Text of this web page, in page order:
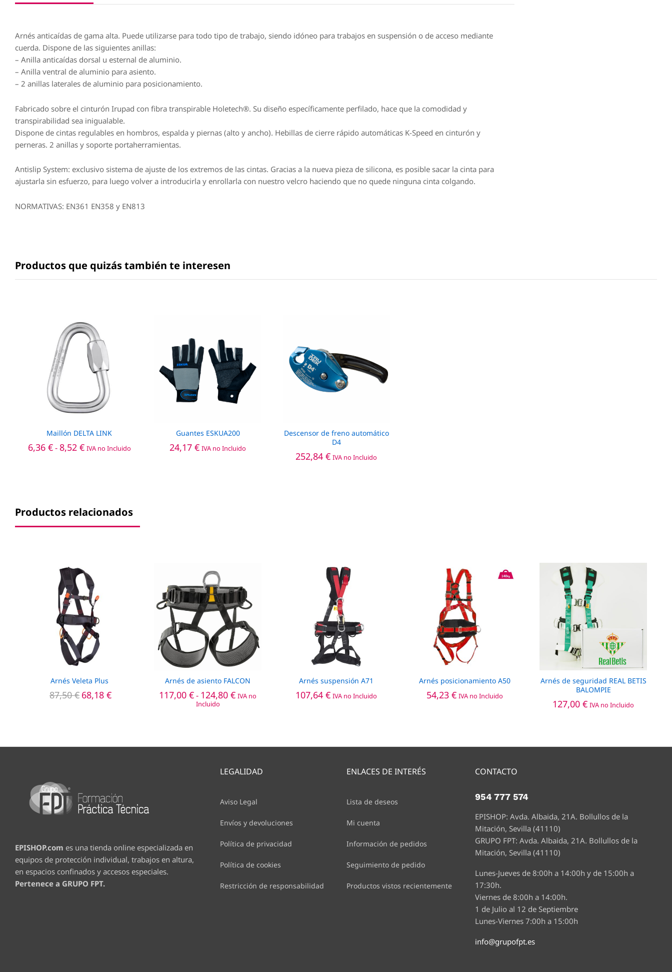
Arnés anticaídas de gama alta. Puede utilizarse para todo tipo de trabajo, siendo idóneo para trabajos en suspensión o de acceso mediante
cuerda. Dispone de las siguientes anillas:
– Anilla anticaídas dorsal u esternal de aluminio.
– Anilla ventral de aluminio para asiento.
– 2 anillas laterales de aluminio para posicionamiento.
Fabricado sobre el cinturón Irupad con fibra transpirable Holetech®. Su diseño específicamente perfilado, hace que la comodidad y
transpirabilidad sea inigualable.
Dispone de cintas regulables en hombros, espalda y piernas (alto y ancho). Hebillas de cierre rápido automáticas K-Speed en cinturón y
perneras. 2 anillas y soporte portaherramientas.
Antislip System: exclusivo sistema de ajuste de los extremos de las cintas. Gracias a la nueva pieza de silicona, es posible sacar la cinta para
ajustarla sin esfuerzo, para luego volver a introducirla y enrollarla con nuestro velcro haciendo que no quede ninguna cinta colgando.
NORMATIVAS: EN361 EN358 y EN813
Productos que quizás también te interesen
Maillón DELTA LINK
6,36 € - 8,52 €Rango
de
IVA no Incluido
Guantes ESKUA200
24,17 € IVA no Incluido
Descensor de freno automático
D4
252,84 € IVA no Incluido
Productos relacionados
Arnés Veleta Plus
87,50€ 68,18 €
Arnés de asiento FALCON
117,00 €- 124,80 €Rango
de
IVA no
Incluido
Arnés suspensión A71
107,64 € IVA no Incluido
Arnés posicionamiento A50
54,23 € IVA no Incluido
Arnés de seguridad REAL BETIS
BALOMPIE
127,00 € IVA no Incluido
EPISHOP.com es una tienda online especializada en
equipos de protección individual, trabajos en altura,
en espacios confinados y accesos especiales.
Pertenece a GRUPO FPT.
LEGALIDAD
Aviso Legal
Envíos y devoluciones
Política de privacidad
Política de cookies
Restricción de responsabilidad
ENLACES DE INTERÉS
Lista de deseos
Mi cuenta
Información de pedidos
Seguimiento de pedido
Productos vistos recientemente
CONTACTO
954 777 574
EPISHOP: Avda. Albaida, 21A. Bollullos de la
Mitación, Sevilla (41110)
GRUPO FPT: Avda. Albaida, 21A. Bollullos de la
Mitación, Sevilla (41110)
Lunes-Jueves de 8:00h a 14:00h y de 15:00h a
17:30h.
Viernes de 8:00h a 14:00h.
1 de Julio al 12 de Septiembre
Lunes-Viernes 7:00h a 15:00h
info@grupofpt.es